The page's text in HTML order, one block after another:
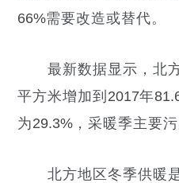
66%需要改造或替代。
最新数据显示，北方
平方米增加到 2017年
为29.3% ，采暖季主要
北方地区冬季供暖是